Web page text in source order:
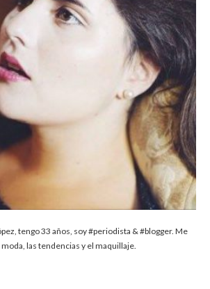
tengo 33 años, soy #periodista & #blogger. Me
moda, las tendencias y el maquillaje.